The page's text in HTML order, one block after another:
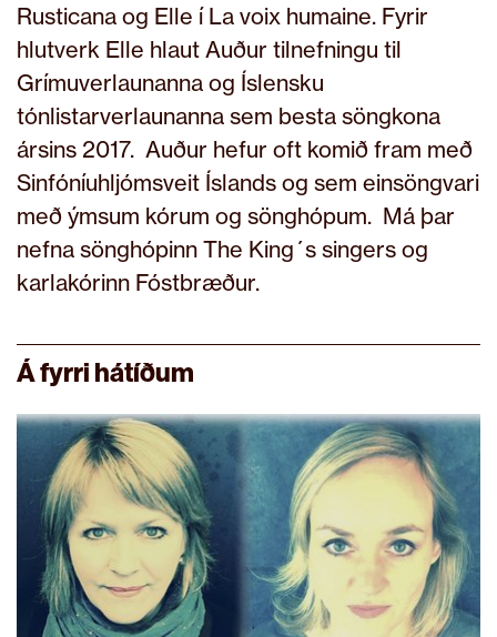
Rusticana og Elle í La voix humaine. Fyrir
hlutverk Elle hlaut Auður tilnefningu til
Grímuverlaunanna og Íslensku
tónlistarverlaunanna sem besta söngkona
ársins 2017. Auður hefur oft komið fram með
Sinfóníuhljómsveit Íslands og sem einsöngvari
með ýmsum kórum og sönghópum. Má þar
nefna sönghópinn The King´s singers og
karlakórinn Fóstbræður.
Á fyrri hátíðum